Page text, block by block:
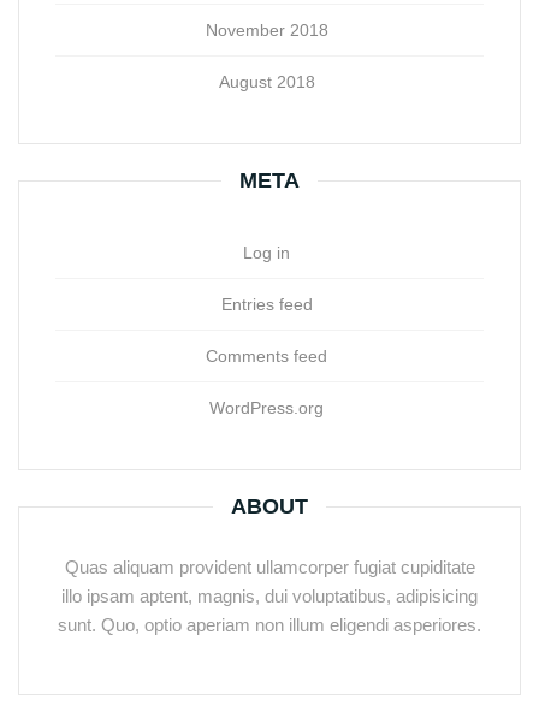
November 2018
August 2018
META
Log in
Entries feed
Comments feed
WordPress.org
ABOUT
Quas aliquam provident ullamcorper fugiat cupiditate
illo ipsam aptent, magnis, dui voluptatibus, adipisicing
sunt. Quo, optio aperiam non illum eligendi asperiores.